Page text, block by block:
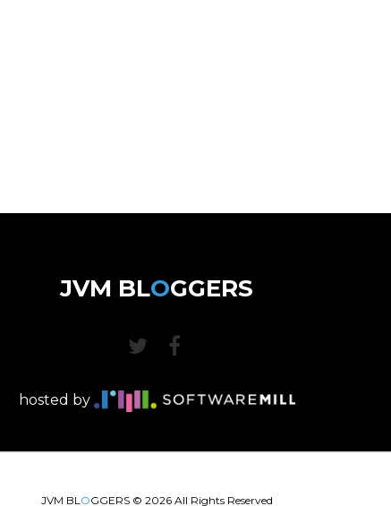
JVM BLOGGERS
hosted by
JVM BLOGGERS © 2026All Rights Reserved